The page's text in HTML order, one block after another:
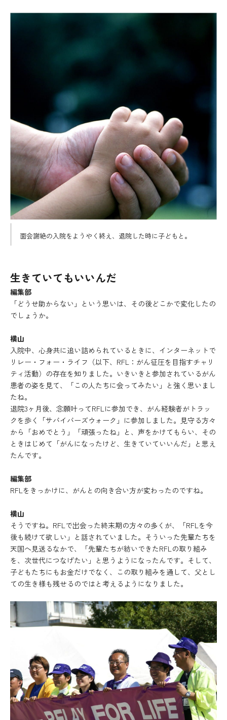
面会謝絶の入院をようやく終え、退院した時に子どもと。
生きていてもいいんだ
編集部
「どうせ助からない」という思いは、その後どこかで変化したの
でしょうか。
横山
入院中、心身共に追い詰められているときに、インターネットで
リレー・フォー・ライフ（以下、RFL：がん征圧を目指すチャリ
ティ活動）の存在を知りました。いきいきと参加されているがん
患者の姿を見て、「この人たちに会ってみたい」と強く思いまし
たね。
退院3ヶ月後、念願叶ってRFLに参加でき、がん経験者がトラッ
クを歩く「サバイバーズウォーク」に参加しました。見守る方々
から「おめでとう」「頑張ったね」と、声をかけてもらい、その
ときはじめて「がんになったけど、生きていていいんだ」と思え
たんです。
編集部
RFLをきっかけに、がんとの向き合い方が変わったのですね。
横山
そうですね。RFLで出会った終末期の方々の多くが、「RFLを今
後も続けて欲しい」と話されていました。そういった先輩たちを
天国へ見送るなかで、「先輩たちが紡いできたRFLの取り組み
を、次世代につなげたい」と思うようになったんです。そして、
子どもたちにもお金だけでなく、この取り組みを通して、父とし
ての生き様も残せるのではと考えるようになりました。